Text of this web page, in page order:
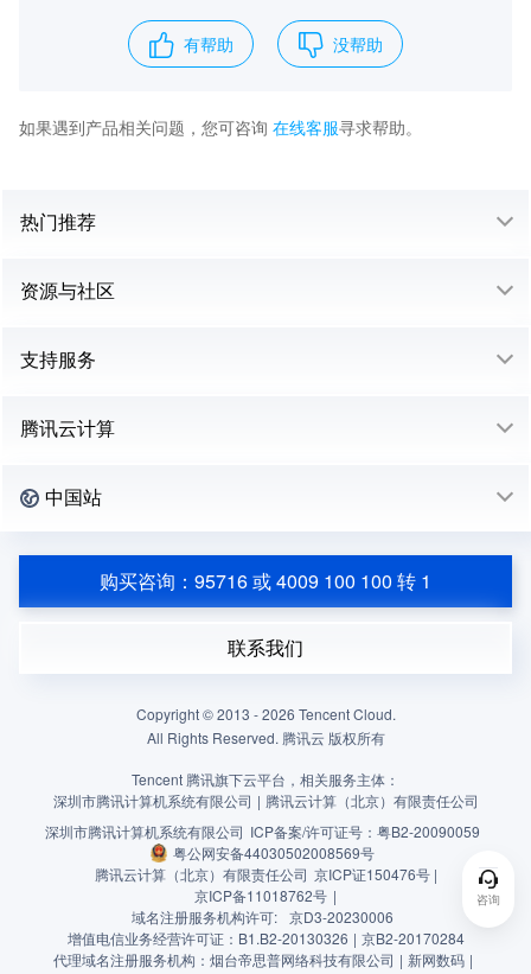
有帮助 没帮助
如果遇到产品相关问题，您可咨询 在线客服寻求帮助。
咨询
热门推荐
资源与社区
支持服务
腾讯云计算
中国站
购买咨询：95716 或 4009 100 100 转 1
联系我们
Copyright © 2013 -2026 Tencent Cloud.
All Rights Reserved. 腾讯云 版权所有
Tencent 腾讯旗下云平台，相关服务主体：
深圳市腾讯计算机系统有限公司 | 腾讯云计算（北京）有限责任公司
深圳市腾讯计算机系统有限公司 ICP备案/许可证号： 粤B2-20090059
粤公网安备44030502008569号
腾讯云计算（北京）有限责任公司 京ICP证150476号 |
京ICP备11018762号 |
域名注册服务机构许可: 京D3-20230006
增值电信业务经营许可证：B1.B2-20130326 | 京B2-20170284
代理域名注册服务机构：烟台帝思普网络科技有限公司 | 新网数码 |